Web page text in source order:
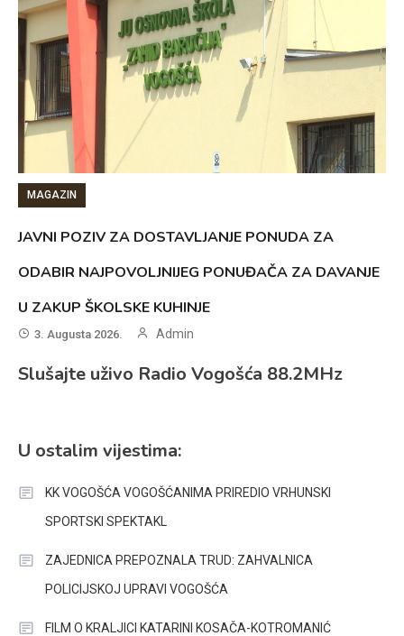
MAGAZIN
JAVNI POZIV ZA DOSTAVLJANJE PONUDA ZA
ODABIR NAJPOVOLJNIJEG PONUĐAČA ZA DAVANJE
U ZAKUP ŠKOLSKE KUHINJE
3. Augusta 2026. Admin
Slušajte uživo Radio Vogošća 88.2MHz
U ostalim vijestima:
KK VOGOŠĆA VOGOŠĆANIMA PRIREDIO VRHUNSKI
SPORTSKI SPEKTAKL
ZAJEDNICA PREPOZNALA TRUD: ZAHVALNICA
POLICIJSKOJ UPRAVI VOGOŠĆA
FILM O KRALJICI KATARINI KOSAČA-KOTROMANIĆ